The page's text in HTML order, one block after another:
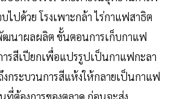
ไปด้วย โรงเพาะกล้า ไร่กาแฟสาธิต
ฒนาผลผลิต ขั้นตอนการเก็บกาแฟ
ารสีเปียกเพื่อแปรรูปเป็นกาแฟกะลา
งกระบวนการสีแห้งให้กลายเป็นกาแฟ
ต้องการของตลาด ก่อนจะส่ง